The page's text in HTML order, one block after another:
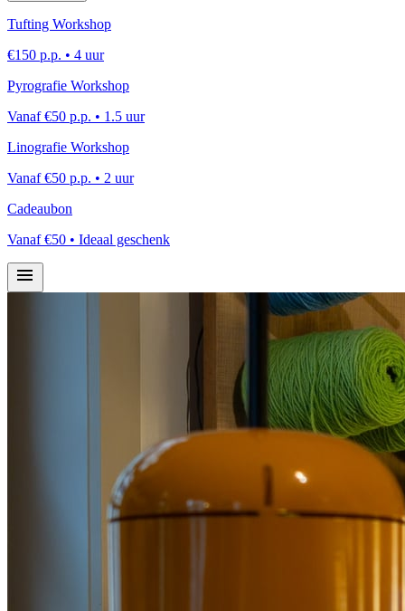
Tufting Workshop
€150 p.p. • 4 uur
Pyrografie Workshop
Vanaf€50 p.p. • 1.5 uur
Linografie Workshop
Vanaf€50 p.p. • 2 uur
Cadeaubon
Vanaf €50 • Ideaal geschenk
menu